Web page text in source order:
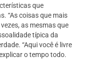
que
“As coisas que mais
as mesmas que
típica da
“Aqui você é livre
o tempo todo.